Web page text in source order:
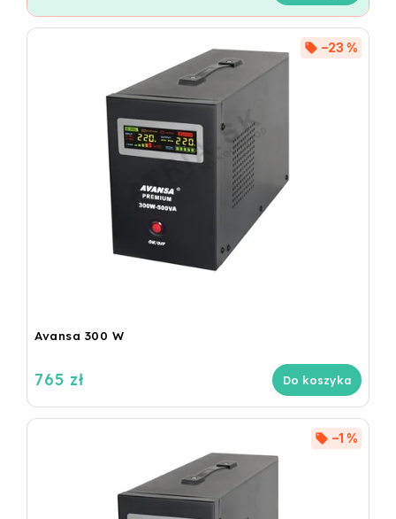
Avansa 300 W
–23 %
765 zł Do koszyka
–1 %